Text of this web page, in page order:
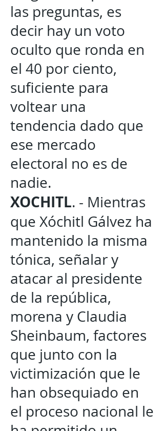
las preguntas, es
decir hay un voto
oculto que ronda en
el 40 por ciento,
suficiente para
voltear una
tendencia dado que
ese mercado
electoral no es de
nadie.
XOCHITL. - Mientras
que Xóchitl Gálvez ha
mantenido la misma
tónica, señalar y
atacar al presidente
de la república,
morena y Claudia
Sheinbaum, factores
que junto con la
victimización que le
han obsequiado en
el proceso nacional le